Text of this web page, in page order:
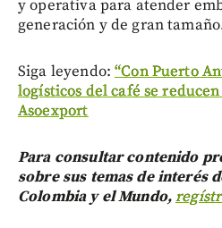
y operativa para atender
generación y de gran
Siga leyendo:“Con Puerto
logísticos del café se
Asoexport
Para consultar contenido
sobre sus temas de interés
Colombia y el Mundo,